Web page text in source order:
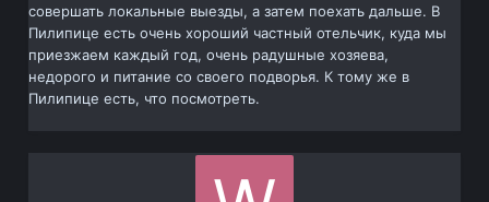
совершать локальные выезды, а затем поехать дальше. В
Пилипице есть очень хороший частный отельчик, куда мы
приезжаем каждый год, очень радушные хозяева,
недорого и питание со своего подворья. К тому же в
Пилипице есть, что посмотреть.